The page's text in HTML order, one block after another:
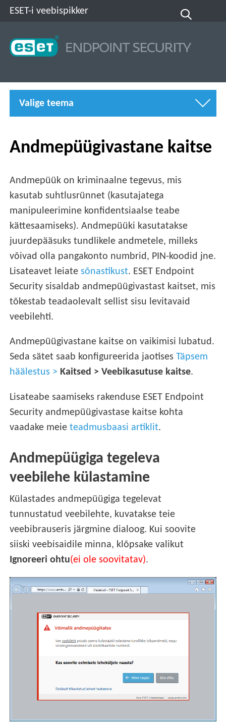
ESET-i veebispikker
Valige teema
Andmepüügivastane kaitse
Andmepüük on kriminaalne tegevus, mis
kasutab suhtlusrünnet (kasutajatega
manipuleerimine konfidentsiaalse teabe
kättesaamiseks). Andmepüüki kasutatakse
juurdepääsuks tundlikele andmetele, milleks
võivad olla pangakonto numbrid, PIN-koodid jne.
Lisateavet leiatesõnastikust. ESET Endpoint
Security sisaldab andmepüügivastast kaitset, mis
tõkestab teadaolevalt sellist sisu levitavaid
veebilehti.
Andmepüügivastane kaitse on vaikimisi lubatud.
Seda sätet saab konfigureerida jaotisesTäpsem
häälestus > Kaitsed > Veebikasutuse kaitse.
Lisateabe saamiseks rakenduse ESET Endpoint
Security andmepüügivastase kaitse kohta
vaadake meieteadmusbaasi artiklit.
Andmepüügiga tegeleva
veebilehe külastamine
Külastades andmepüügiga tegelevat
tunnustatud veebilehte, kuvatakse teie
veebibrauseris järgmine dialoog. Kui soovite
siiski veebisaidile minna, klõpsake valikut
Ignoreeri ohtu(ei ole soovitatav).